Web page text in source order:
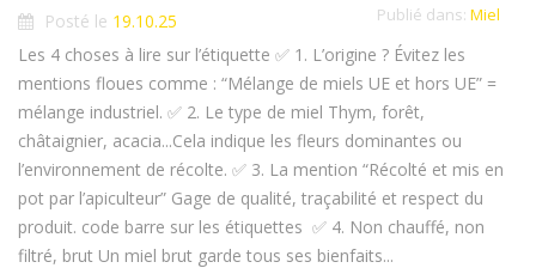
Publié dans: Miel
Posté le 19.10.25
Les 4 choses à lire sur l’étiquette ✅ 1. L’origine ? Évitez les
mentions floues comme : “Mélange de miels UE et hors UE” =
mélange industriel. ✅ 2. Le type de miel Thym, forêt,
châtaignier, acacia...Cela indique les fleurs dominantes ou
l’environnement de récolte. ✅ 3. La mention “Récolté et mis en
pot par l’apiculteur” Gage de qualité, traçabilité et respect du
produit. code barre sur les étiquettes ✅ 4. Non chauffé, non
filtré, brut Un miel brut garde tous ses bienfaits...